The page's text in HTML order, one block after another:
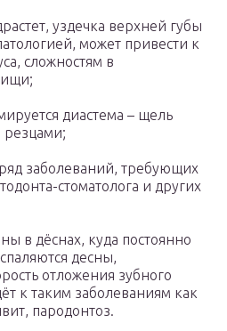
уздечка верхней губы
может привести к
сложностям в
диастема – щель
заболеваний, требующих
стоматолога и других
в дёснах, куда постоянно
десны,
отложения зубного
к таким заболеваниям как
пародонтоз.